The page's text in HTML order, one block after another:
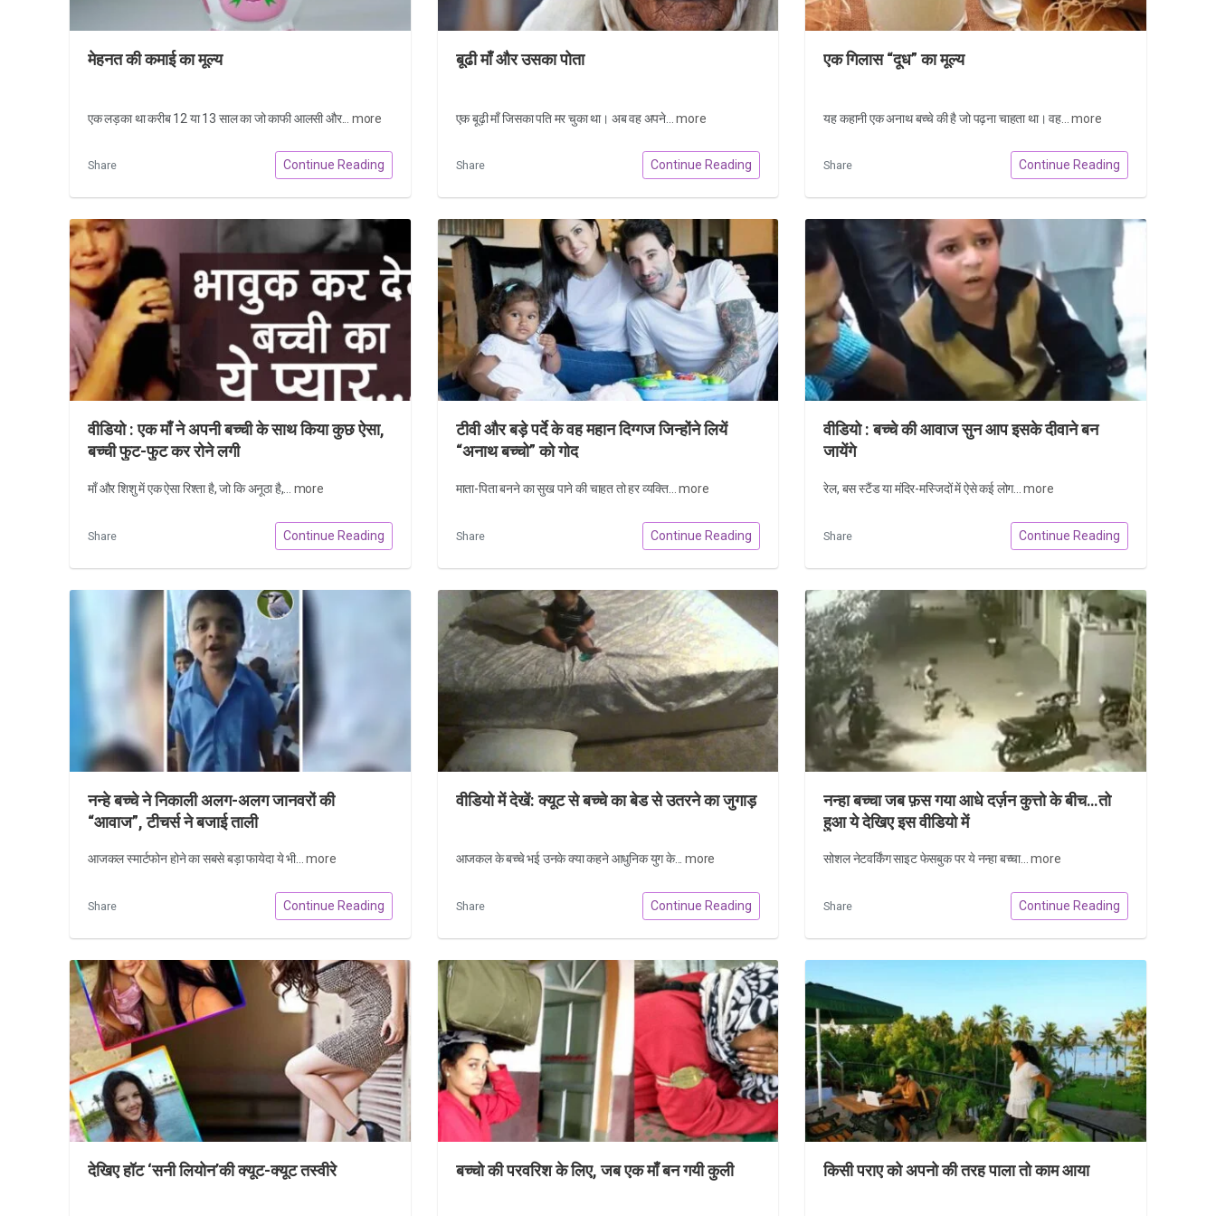
मेहनत की कमाई का मूल्य
एक लड़का था करीब 12 या 13 साल का जो काफी आलसी और... more
Share Continue Reading
बूढी माँ और उसका पोता
एक बूढ़ी माँ जिसका पति मर चुका था। अब वह अपने...more
Share Continue Reading
एक गिलास “दूध” का मूल्य
यह कहानी एक अनाथ बच्चे की है जो पढ़ना चाहता था। वह...more
Share Continue Reading
वीडियो : एक माँ ने अपनी बच्ची के साथ किया कुछ ऐसा,
बच्ची फुट-फुट कर रोने लगी
माँ और शिशु में एक ऐसा रिश्ता है, जो कि अनूठा है,... more
Share Continue Reading
टीवी और बड़े पर्दे के वह महान दिग्गज जिन्होंने लियें
“अनाथ बच्चो” को गोद
माता-पिता बनने का सुख पाने की चाहत तो हर व्यक्ति...more
Share Continue Reading
वीडियो : बच्चे की आवाज सुन आप इसके दीवाने बन
जायेंगे
रेल, बस स्टैंड या मंदिर-मस्जिदों में ऐसे कई लोग...more
Share Continue Reading
नन्हे बच्चे ने निकाली अलग-अलग जानवरों की
“आवाज”, टीचर्स ने बजाई ताली
आजकल स्मार्टफोन होने का सबसे बड़ा फायेदा ये भी...more
Share Continue Reading
वीडियो में देखें: क्यूट से बच्चे का बेड से उतरने का जुगाड़
आजकल के बच्चे भई उनके क्या कहने आधुनिक युग के...more
Share Continue Reading
नन्हा बच्चा जब फ़स गया आधे दर्ज़न कुत्तो के बीच…तो
हुआ ये देखिए इस वीडियो में
सोशल नेटवर्किंग साइट फेसबुक पर ये नन्हा बच्चा...more
Share Continue Reading
देखिए हॉट ‘सनी लियोन’की क्यूट-क्यूट तस्वीरे बच्चो की परवरिश के लिए, जब एक माँ बन गयी कुली किसी पराए को अपनो की तरह पाला तो काम आया